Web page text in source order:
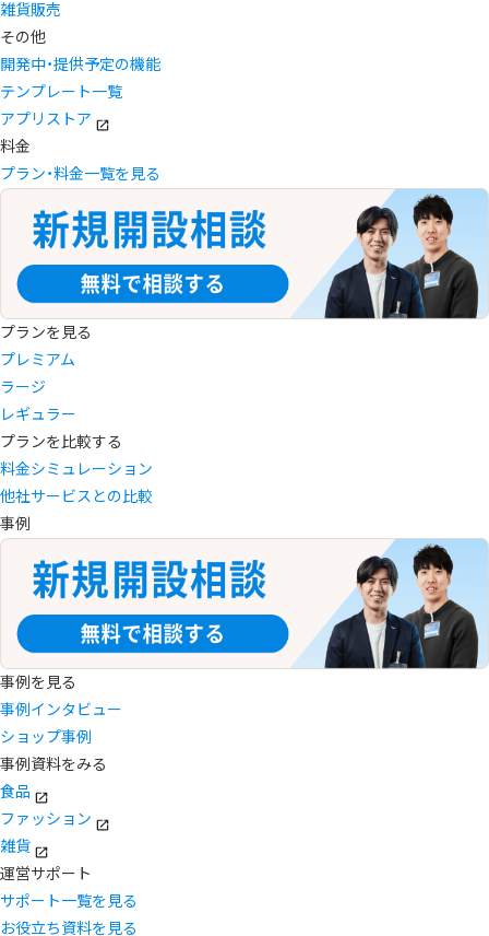
雑貨販売
その他
開発中・提供予定の機能
テンプレート一覧
アプリストア
料金
プラン・料金一覧を見る
プランを見る
プレミアム
ラージ
レギュラー
プランを比較する
料金シミュレーション
他社サービスとの比較
事例
事例を見る
事例インタビュー
ショップ事例
事例資料をみる
食品
ファッション
雑貨
運営サポート
サポート一覧を見る
お役立ち資料を見る